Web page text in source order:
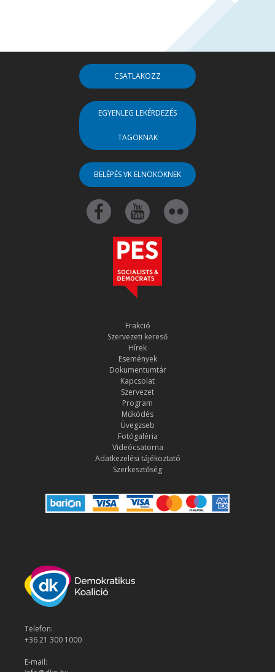
CSATLAKOZZ
EGYENLEG LEKÉRDEZÉS
TAGOKNAK
BELÉPÉS VK ELNÖKÖKNEK
Frakció
Szervezeti kereső
Hírek
Események
Dokumentumtár
Kapcsolat
Szervezet
Program
Működés
Üvegzseb
Fotógaléria
Videócsatorna
Adatkezelési tájékoztató
Szerkesztőség
Telefon:
+36 21 300 1000
E-mail: